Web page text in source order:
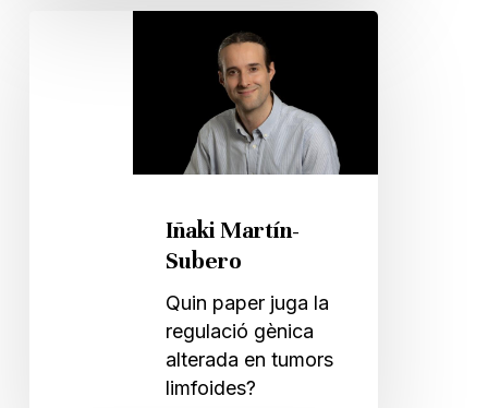
Iñaki Martín-
Subero
Quin paper juga la
regulació gènica
alterada en tumors
limfoides?